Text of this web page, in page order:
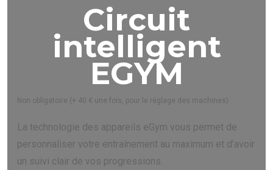
Circuit
intelligent
EGYM
Non obligatoire (+ 40 € une fois, pour le réglage des machines)
La technologie des appareils eGym vous permet de
personnaliser votre entraînement au maximum et d’avoir
un suivi clair de vos progressions.